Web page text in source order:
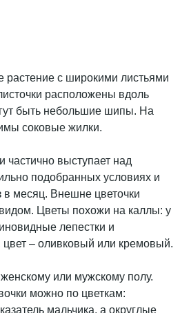
растение с широкими листьями
расположены вдоль
быть небольшие шипы. На
соковые жилки.
частично выступает над
подобранных условиях и
в месяц. Внешне цветочки
Цветы похожи на каллы: у
лепестки и
цвет – оливковый или кремовый.
или мужскому полу.
можно по цветкам:
мальчика, а округлые